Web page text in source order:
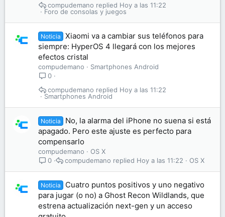
Foro de consolas y juegos
Hoy a las 11:22
compudemano
Noticia
Xiaomi va a cambiar sus teléfonos para
siempre: HyperOS 4 llegará con los mejores
efectos cristal
compudemano
Smartphones Android
0
Smartphones Android
Hoy a las 11:22
compudemano
Noticia
No, la alarma del iPhone no suena si está
apagado. Pero este ajuste es perfecto para
compensarlo
compudemano
OS X
0
OS X
Hoy a las 11:22
compudemano
Noticia
Cuatro puntos positivos y uno negativo
para jugar (o no) a Ghost Recon Wildlands, que
estrena actualización next-gen y un acceso